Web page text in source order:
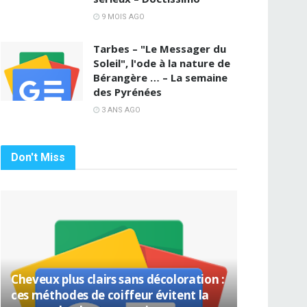
9 MOIS AGO
Tarbes – "Le Messager du
Soleil", l'ode à la nature de
Bérangère … – La semaine
des Pyrénées
3 ANS AGO
Don't Miss
Cheveux plus clairs sans décoloration :
ces méthodes de coiffeur évitent la